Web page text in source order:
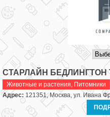
СТАРЛАЙН
Животные и растения, Питомники
Адрес: 121351, Москва, ул. Ивана